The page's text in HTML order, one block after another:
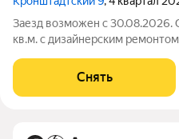
Заезд возможен с 30.08.2026.
кв.м. с дизайнерским
Снять